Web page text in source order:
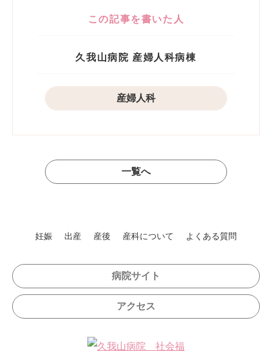
この記事を書いた人
久我山病院 産婦人科病棟
産婦人科
一覧へ
妊娠 出産 産後 産科について よくある質問
病院サイト
アクセス